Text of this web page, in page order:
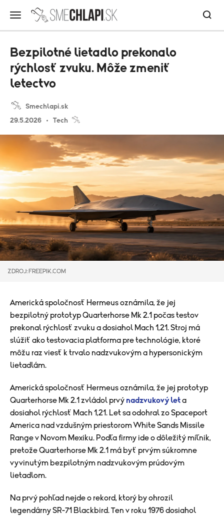
Smechlapi.sk
29.5.2026
Tech
Bezpilotné lietadlo prekonalo
rýchlosť zvuku. Môže zmeniť
letectvo
ZDROJ: FREEPIK.COM
Americká spoločnosť Hermeus oznámila, že jej
bezpilotný prototyp Quarterhorse Mk 2.1 počas testov
prekonal rýchlosť zvuku a dosiahol Mach 1,21. Stroj má
slúžiť ako testovacia platforma pre technológie, ktoré
môžu raz viesť k trvalo nadzvukovým a hypersonickým
lietadlám.
Americká spoločnosť Hermeus oznámila, že jej prototyp
Quarterhorse Mk 2.1 zvládol prvý nadzvukový leta
dosiahol rýchlosť Mach 1,21. Let sa odohral zo Spaceport
America nad vzdušným priestorom White Sands Missile
Range v Novom Mexiku. Podľa firmy ide o dôležitý míľnik,
pretože Quarterhorse Mk 2.1 má byť prvým súkromne
vyvinutým bezpilotným nadzvukovým prúdovým
lietadlom.
Na prvý pohľad nejde o rekord, ktorý by ohrozil
legendárny SR-71 Blackbird. Ten v roku 1976 dosiahol